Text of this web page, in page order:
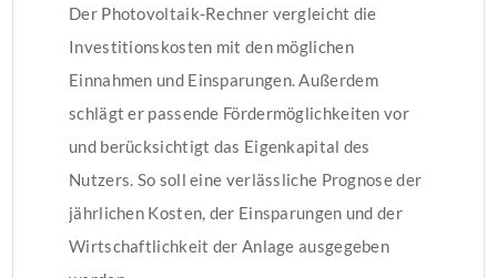
Der Photovoltaik-Rechner vergleicht die
Investitionskosten mit den möglichen
Einnahmen und Einsparungen. Außerdem
schlägt er passende Fördermöglichkeiten vor
und berücksichtigt das Eigenkapital des
Nutzers. So soll eine verlässliche Prognose der
jährlichen Kosten, der Einsparungen und der
Wirtschaftlichkeit der Anlage ausgegeben